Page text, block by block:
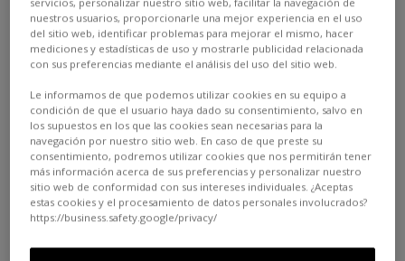
A recipe from@beingbiotiful.
Ingredients:(For approximately 10 cookies)
80 g Buckwheat flour
50 g oat flakes
nuestros usuarios, proporcionarle una mejor experiencia en el uso
del sitio web, identificar problemas para mejorar el mismo, hacer
mediciones y estadísticas de uso y mostrarle publicidad relacionada
con sus preferencias mediante el análisis del uso del sitio web.
Le informamos de que podemos utilizar cookies en su equipo a
condición de que el usuario haya dado su consentimiento, salvo en
los supuestos en los que las cookies sean necesarias para la
navegación por nuestro sitio web. En caso de que preste su
consentimiento, podremos utilizar cookies que nos permitirán tener
más información acerca de sus preferencias y personalizar nuestro
sitio web de conformidad con sus intereses individuales. ¿Aceptas
estas cookies y el procesamiento de datos personales involucrados?
https://business.safety.google/privacy/